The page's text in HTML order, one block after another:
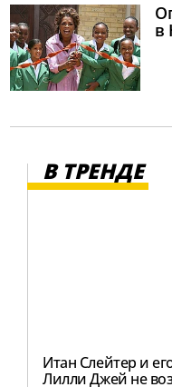
в
В ТРЕНДЕ
Итан Слейтер и
Лилли Джей не